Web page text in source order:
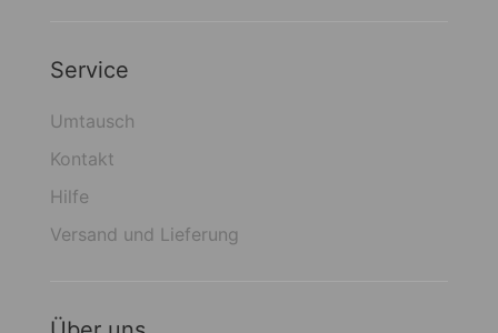
Service
Umtausch
Kontakt
Hilfe
Versand und Lieferung